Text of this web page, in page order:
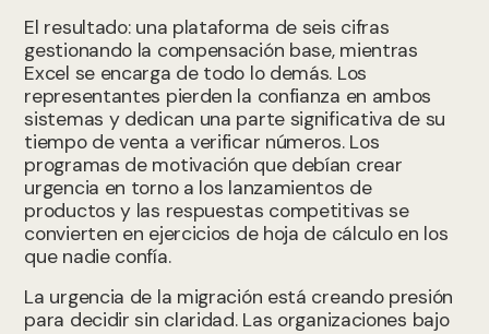
El resultado: una plataforma de seis cifras
gestionando la compensación base, mientras
Excel se encarga de todo lo demás. Los
representantes pierden la confianza en ambos
sistemas y dedican una parte significativa de su
tiempo de venta a verificar números. Los
programas de motivación que debían crear
urgencia en torno a los lanzamientos de
productos y las respuestas competitivas se
convierten en ejercicios de hoja de cálculo en los
que nadie confía.
La urgencia de la migración está creando presión
para decidir sin claridad. Las organizaciones bajo